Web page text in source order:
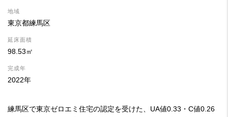
地域
東京都練馬区
延床面積
98.53㎡
完成年
2022年
練馬区で東京ゼロエミ住宅の認定を受けた、UA値0.33・C値0.26